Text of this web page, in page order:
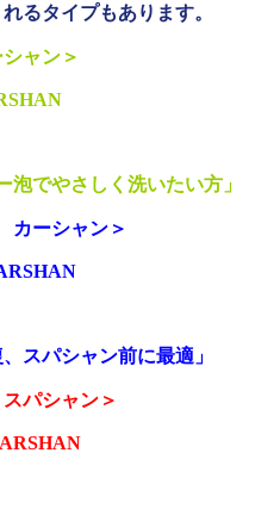
るタイプもあります。
シャン＞
泡でやさしく洗いたい方」
カーシャン＞
スパシャン前に最適」
パシャン＞